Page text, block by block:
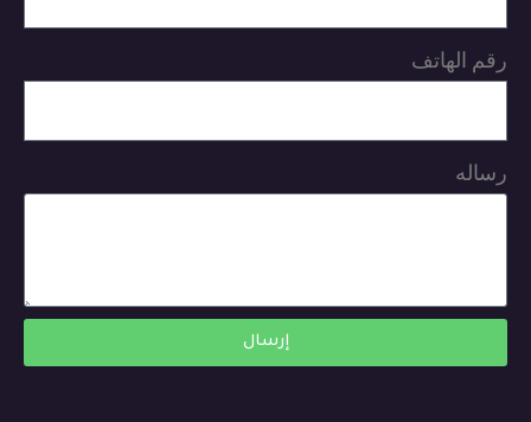
رقم الهاتف
رساله
إرسال